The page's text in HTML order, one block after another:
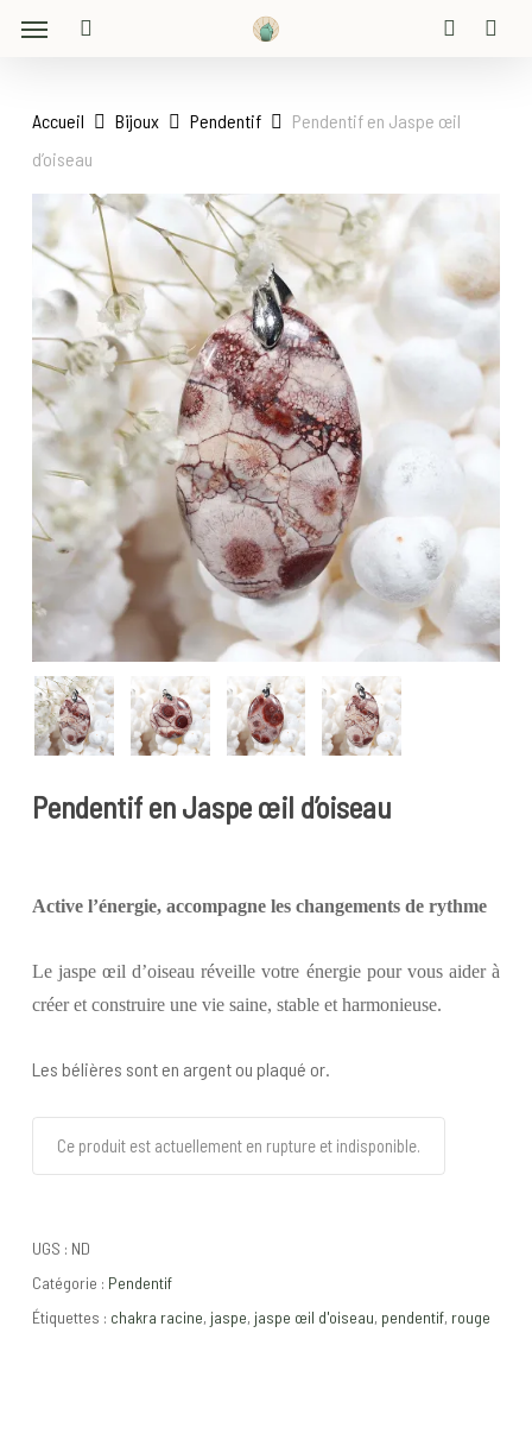
content
Menu
Accueil Bijoux Pendentif
Pendentif en Jaspe œil
d’oiseau
Pendentif en Jaspe œil d’oiseau
Active l’énergie, accompagne les changements de rythme
Le jaspe œil d’oiseau réveille votre énergie pour vous aider à
créer et construire une vie saine, stable et harmonieuse.
Les bélières sont en argent ou plaqué or.
Ce produit est actuellement en rupture et indisponible.
UGS : ND
Catégorie : Pendentif
Étiquettes : chakra racine, jaspe, jaspe œil d'oiseau, pendentif, rouge